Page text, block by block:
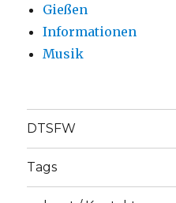
Gießen
Informationen
Musik
DTSFW
Tags